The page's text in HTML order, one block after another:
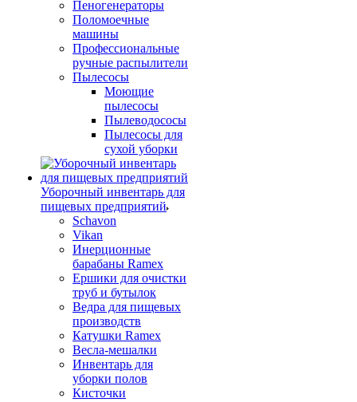
Пеногенераторы
Поломоечные
машины
Профессиональные
ручные распылители
Пылесосы
Моющие
пылесосы
Пылеводососы
Пылесосы для
сухой уборки
Уборочный инвентарь для
пищевых предприятий
Schavon
Vikan
Инерционные
барабаны Ramex
Ершики для очистки
труб и бутылок
Ведра для пищевых
производств
Катушки Ramex
Весла-мешалки
Инвентарь для
уборки полов
Кисточки